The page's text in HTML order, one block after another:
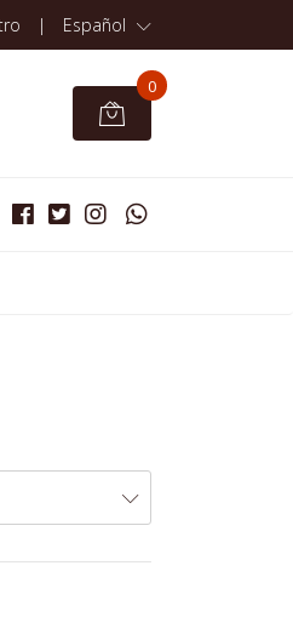
| Español
0